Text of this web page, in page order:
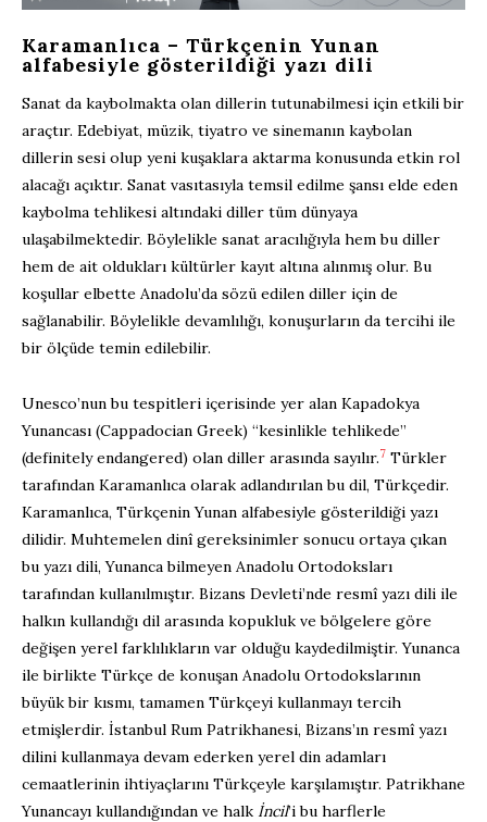
Karamanlıca – Türkçenin Yunan
alfabesiyle gösterildiği yazı dili
Sanat da kaybolmakta olan dillerin tutunabilmesi için etkili bir
araçtır. Edebiyat, müzik, tiyatro ve sinemanın kaybolan
dillerin sesi olup yeni kuşaklara aktarma konusunda etkin rol
alacağı açıktır. Sanat vasıtasıyla temsil edilme şansı elde eden
kaybolma tehlikesi altındaki diller tüm dünyaya
ulaşabilmektedir. Böylelikle sanat aracılığıyla hem bu diller
hem de ait oldukları kültürler kayıt altına alınmış olur. Bu
koşullar elbette Anadolu’da sözü edilen diller için de
sağlanabilir. Böylelikle devamlılığı, konuşurların da tercihi ile
bir ölçüde temin edilebilir.
Unesco’nun bu tespitleri içerisinde yer alan Kapadokya
Yunancası (Cappadocian Greek) “kesinlikle tehlikede”
(definitely endangered) olan diller arasında sayılır.7 Türkler
tarafından Karamanlıca olarak adlandırılan bu dil, Türkçedir.
Karamanlıca, Türkçenin Yunan alfabesiyle gösterildiği yazı
dilidir. Muhtemelen dinî gereksinimler sonucu ortaya çıkan
bu yazı dili, Yunanca bilmeyen Anadolu Ortodoksları
tarafından kullanılmıştır. Bizans Devleti’nde resmî yazı dili ile
halkın kullandığı dil arasında kopukluk ve bölgelere göre
değişen yerel farklılıkların var olduğu kaydedilmiştir. Yunanca
ile birlikte Türkçe de konuşan Anadolu Ortodokslarının
büyük bir kısmı, tamamen Türkçeyi kullanmayı tercih
etmişlerdir. İstanbul Rum Patrikhanesi, Bizans’ın resmî yazı
dilini kullanmaya devam ederken yerel din adamları
cemaatlerinin ihtiyaçlarını Türkçeyle karşılamıştır. Patrikhane
Yunancayı kullandığından ve halk İncil’i bu harflerle